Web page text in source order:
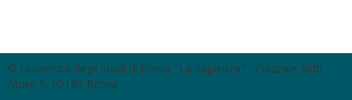
© Università degli Studi di Roma "La Sapienza" - Piazzale Aldo
Moro 5, 00185 Roma